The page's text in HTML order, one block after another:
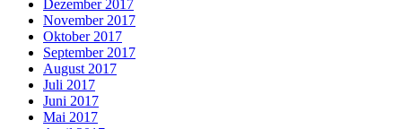
Dezember 2017
November 2017
Oktober 2017
September 2017
August 2017
Juli 2017
Juni 2017
Mai 2017